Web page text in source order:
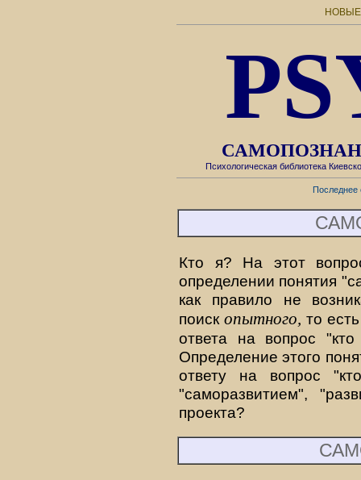
НОВЫЕ
Психологическая библиотека
Последнее
Кто я? На этот
определении понятия
как правило не
поиск опытного, то
ответа на вопрос
Определение этого
ответу на вопрос
"саморазвитием",
проекта?